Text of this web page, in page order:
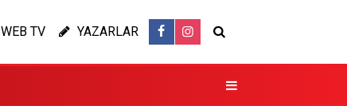
WEB TV YAZARLAR